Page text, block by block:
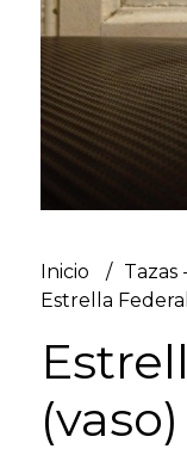
Inicio Tazas
Estrella
(vaso)